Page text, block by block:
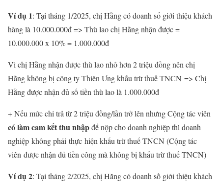
Ví dụ 1: Tại tháng 1/2025, chị Hằng có doanh số giới thiệu khách
hàng là 10.000.000đ => Thù lao chị Hằng nhận được =
10.000.000 x 10% = 1.000.000đ
Vì chị Hằng nhận được thù lao nhỏ hơn 2 triệu đồng nên chị
Hằng không bị công ty Thiên Ưng khấu trừ thuế TNCN => Chị
Hằng được nhận đủ số tiền thù lao là 1.000.000đ
+ Nếu mức chi trả từ 2 triệu đồng/lần trở lên nhưng Cộng tác viên
có làm cam kết thu nhậpđể nộp cho doanh nghiệp thì doanh
nghiệp không phải thực hiện khấu trừ thuế TNCN (Cộng tác
viên được nhận đủ tiền công mà không bị khấu trừ thuế TNCN)
Ví dụ 2: Tại tháng 2/2025, chị Hằng có doanh số giới thiệu khách